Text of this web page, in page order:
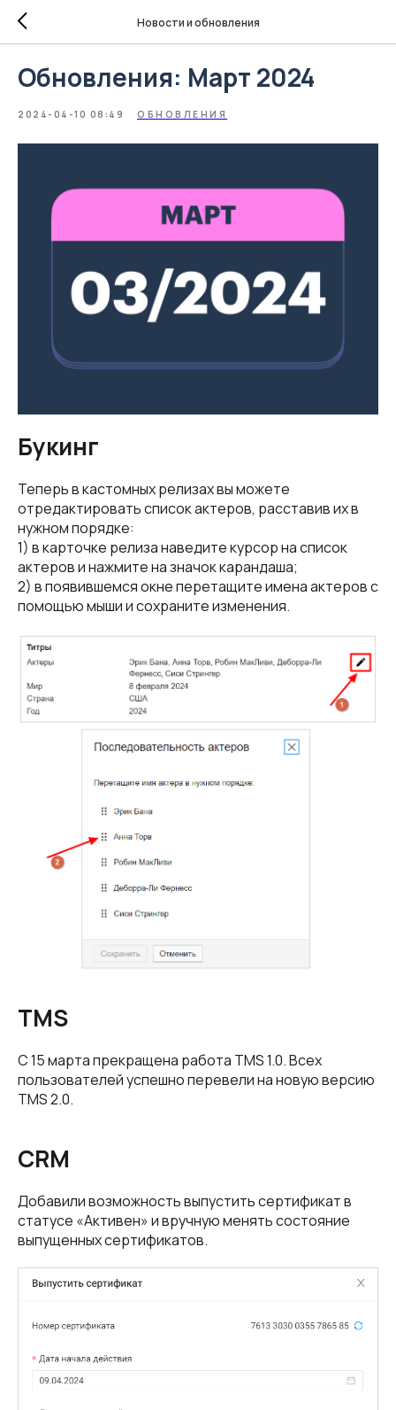
Новости и обновления
Обновления: Март 2024
2024-04-10 08:49 ОБНОВЛЕНИЯ
Букинг
Теперь в кастомных релизах вы можете
отредактировать список актеров, расставив их в
нужном порядке:
1) в карточке релиза наведите курсор на список
актеров и нажмите на значок карандаша;
2) в появившемся окне перетащите имена актеров с
помощью мыши и сохраните изменения.
TMS
С 15 марта прекращена работа TMS 1.0. Всех
пользователей успешно перевели на новую версию
TMS 2.0.
CRM
Добавили возможность выпустить сертификат в
статусе «Активен» и вручную менять состояние
выпущенных сертификатов.